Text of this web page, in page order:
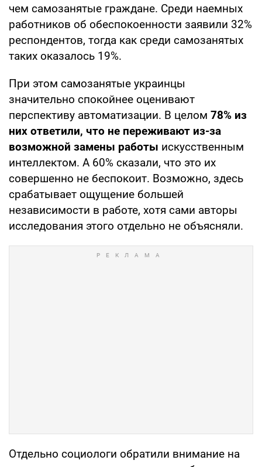
чем самозанятые граждане. Среди наемных
работников об обеспокоенности заявили 32%
респондентов, тогда как среди самозанятых
таких оказалось 19%.
При этом самозанятые украинцы
значительно спокойнее оценивают
перспективу автоматизации. В целом 78% из
них ответили, что не переживают из-за
возможной замены работы искусственным
интеллектом. А 60% сказали, что это их
совершенно не беспокоит. Возможно, здесь
срабатывает ощущение большей
независимости в работе, хотя сами авторы
исследования этого отдельно не объясняли.
Отдельно социологи обратили внимание на